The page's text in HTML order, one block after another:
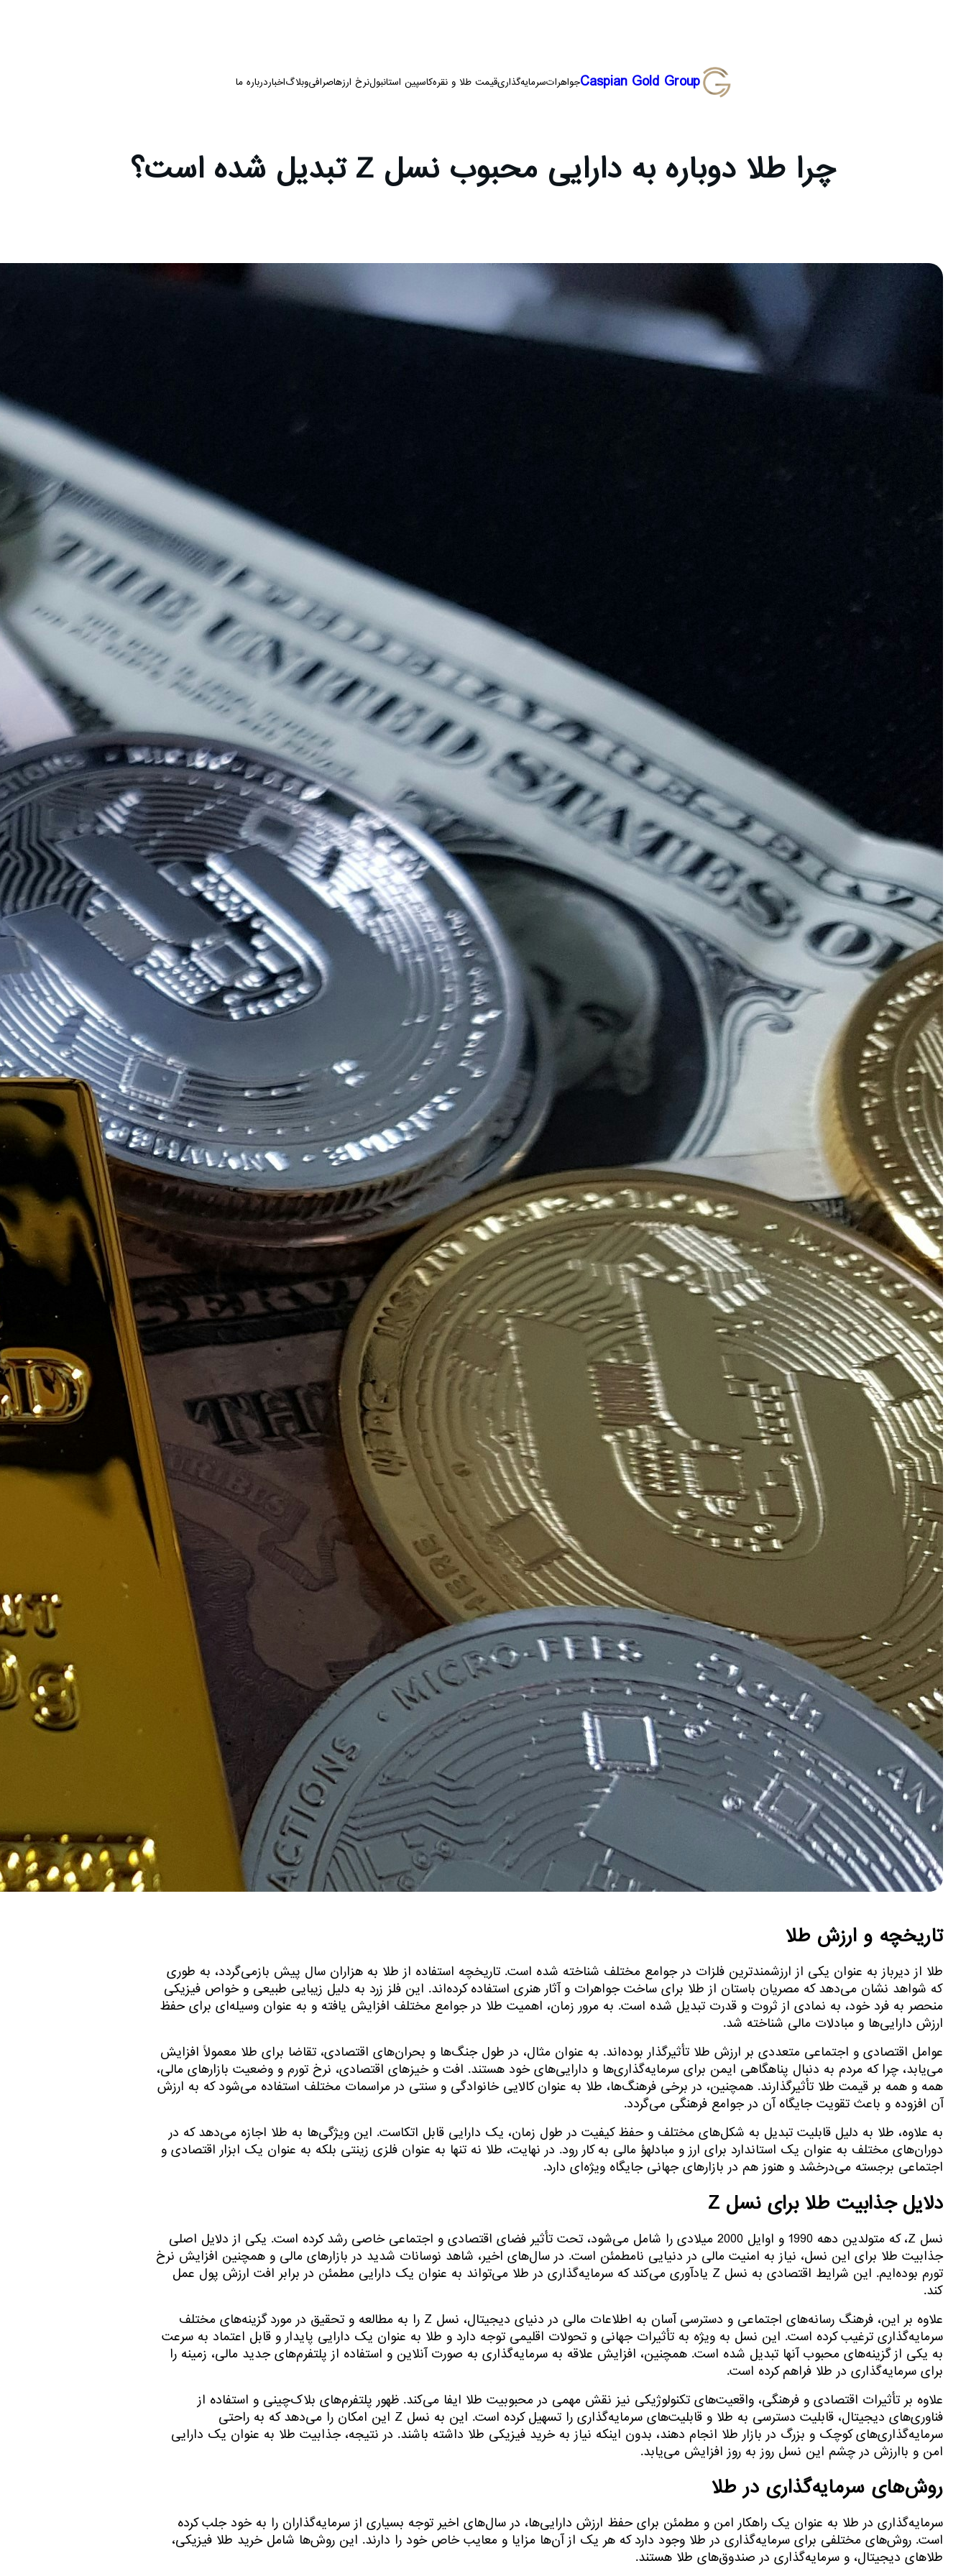
Caspian Gold Groupجواهراتسرمایه‌گذاریقیمت طلا و نقرهکاسپین استانبولنرخ ارزهاصرافیوبلاگاخباردرباره ما
چرا طلا دوباره به دارایی محبوب نسل Z تبدیل شده است؟
تاریخچه و ارزش طلا
طلا از دیرباز به عنوان یکی از ارزشمندترین فلزات در جوامع مختلف شناخته شده است. تاریخچه استفاده از طلا به هزاران سال پیش بازمی‌گردد، به طوری
که شواهد نشان می‌دهد که مصریان باستان از طلا برای ساخت جواهرات و آثار هنری استفاده کرده‌اند. این فلز زرد به دلیل زیبایی طبیعی و خواص فیزیکی
منحصر به فرد خود، به نمادی از ثروت و قدرت تبدیل شده است. به مرور زمان، اهمیت طلا در جوامع مختلف افزایش یافته و به عنوان وسیله‌ای برای حفظ
ارزش دارایی‌ها و مبادلات مالی شناخته شد.
عوامل اقتصادی و اجتماعی متعددی بر ارزش طلا تأثیرگذار بوده‌اند. به عنوان مثال، در طول جنگ‌ها و بحران‌های اقتصادی، تقاضا برای طلا معمولاً افزایش
می‌یابد، چرا که مردم به دنبال پناهگاهی ایمن برای سرمایه‌گذاری‌ها و دارایی‌های خود هستند. افت و خیزهای اقتصادی، نرخ تورم و وضعیت بازارهای مالی،
همه و همه بر قیمت طلا تأثیرگذارند. همچنین، در برخی فرهنگ‌ها، طلا به عنوان کالایی خانوادگی و سنتی در مراسمات مختلف استفاده می‌شود که به ارزش
آن افزوده و باعث تقویت جایگاه آن در جوامع فرهنگی می‌گردد.
به علاوه، طلا به دلیل قابلیت تبدیل به شکل‌های مختلف و حفظ کیفیت در طول زمان، یک دارایی قابل اتکاست. این ویژگی‌ها به طلا اجازه می‌دهد که در
دوران‌های مختلف به عنوان یک استاندارد برای ارز و مبادلهؤ مالی به کار رود. در نهایت، طلا نه تنها به عنوان فلزی زینتی بلکه به عنوان یک ابزار اقتصادی و
اجتماعی برجسته می‌درخشد و هنوز هم در بازارهای جهانی جایگاه ویژه‌ای دارد.
دلایل جذابیت طلا برای نسل Z
نسل Z، که متولدین دهه 1990 و اوایل 2000 میلادی را شامل می‌شود، تحت تأثیر فضای اقتصادی و اجتماعی خاصی رشد کرده است. یکی از دلایل اصلی
جذابیت طلا برای این نسل، نیاز به امنیت مالی در دنیایی نامطمئن است. در سال‌های اخیر، شاهد نوسانات شدید در بازارهای مالی و همچنین افزایش نرخ
تورم بوده‌ایم. این شرایط اقتصادی به نسل Z یادآوری می‌کند که سرمایه‌گذاری در طلا می‌تواند به عنوان یک دارایی مطمئن در برابر افت ارزش پول عمل
کند.
علاوه بر این، فرهنگ رسانه‌های اجتماعی و دسترسی آسان به اطلاعات مالی در دنیای دیجیتال، نسل Z را به مطالعه و تحقیق در مورد گزینه‌های مختلف
سرمایه‌گذاری ترغیب کرده است. این نسل به ویژه به تأثیرات جهانی و تحولات اقلیمی توجه دارد و طلا به عنوان یک دارایی پایدار و قابل اعتماد به سرعت
به یکی از گزینه‌های محبوب آنها تبدیل شده است. همچنین، افزایش علاقه به سرمایه‌گذاری به صورت آنلاین و استفاده از پلتفرم‌های جدید مالی، زمینه را
برای سرمایه‌گذاری در طلا فراهم کرده است.
علاوه بر تأثیرات اقتصادی و فرهنگی، واقعیت‌های تکنولوژیکی نیز نقش مهمی در محبوبیت طلا ایفا می‌کند. ظهور پلتفرم‌های بلاک‌چینی و استفاده از
فناوری‌های دیجیتال، قابلیت دسترسی به طلا و قابلیت‌های سرمایه‌گذاری را تسهیل کرده است. این به نسل Z این امکان را می‌دهد که به راحتی
سرمایه‌گذاری‌های کوچک و بزرگ در بازار طلا انجام دهند، بدون اینکه نیاز به خرید فیزیکی طلا داشته باشند. در نتیجه، جذابیت طلا به عنوان یک دارایی
امن و باارزش در چشم این نسل روز به روز افزایش می‌یابد.
روش‌های سرمایه‌گذاری در طلا
سرمایه‌گذاری در طلا به عنوان یک راهکار امن و مطمئن برای حفظ ارزش دارایی‌ها، در سال‌های اخیر توجه بسیاری از سرمایه‌گذاران را به خود جلب کرده
است. روش‌های مختلفی برای سرمایه‌گذاری در طلا وجود دارد که هر یک از آن‌ها مزایا و معایب خاص خود را دارند. این روش‌ها شامل خرید طلا فیزیکی،
طلاهای دیجیتال، و سرمایه‌گذاری در صندوق‌های طلا هستند.